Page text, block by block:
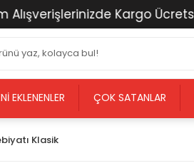
Kargo Ücretsiz!
EKLENENLER ÇOK SATANLAR
Klasik